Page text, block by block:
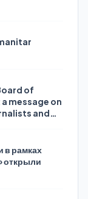
of
message on
and
в рамках
открыли